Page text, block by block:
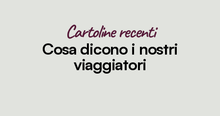
Cartoline recenti
Cosa dicono i nostri
viaggiatori